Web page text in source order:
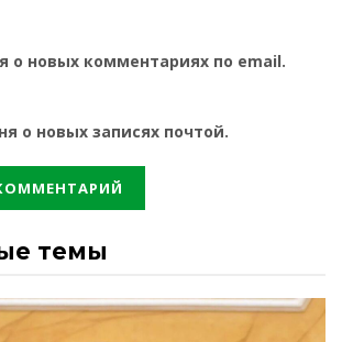
о новых комментариях по email.
о новых записях почтой.
темы